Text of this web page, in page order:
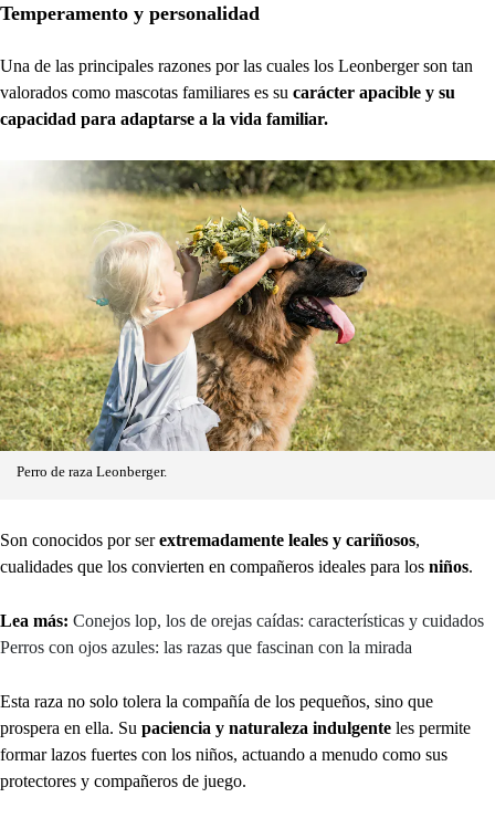
Temperamento y personalidad
Una de las principales razones por las cuales los Leonberger son tan
valorados como mascotas familiares es su carácter apacible y su
capacidad para adaptarse a la vida familiar.
Perro de raza Leonberger.
Son conocidos por serextremadamente leales y cariñosos,
cualidades que los convierten en compañeros ideales para los niños.
Lea más: Conejos lop, los de orejas caídas: características y cuidados
Perros con ojos azules: las razas que fascinan con la mirada
Esta raza no solo tolera la compañía de los pequeños, sino que
prospera en ella. Su paciencia y naturaleza indulgente les permite
formar lazos fuertes con los niños, actuando a menudo como sus
protectores y compañeros de juego.